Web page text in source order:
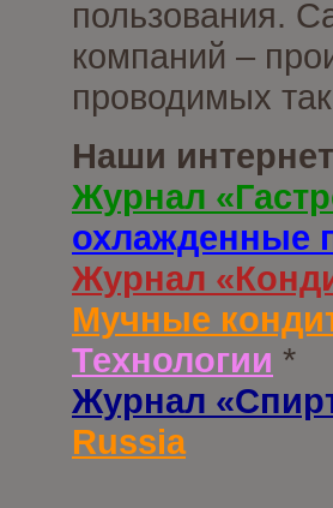
пользования.
компаний –
проводимых
Наши
Журнал
охлажденные
Журнал
Мучные
Технологии *
Журнал
Russia